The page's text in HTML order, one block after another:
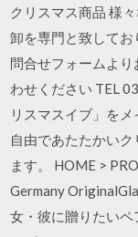
クリスマス商品 様
卸を専門と致して
問合せフォームよ
わせください TEL
リスマスイブ」を
自由であたたかい
ます。 HOME >
Germany
女・彼に贈りたいペ